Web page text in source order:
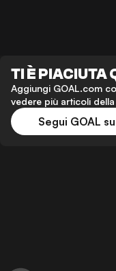
TI È PIACIUTA
Aggiungi GOAL.com
vedere più articoli
Segui GOAL